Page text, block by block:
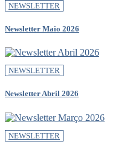
NEWSLETTER
Newsletter Maio 2026
NEWSLETTER
Newsletter Abril 2026
NEWSLETTER